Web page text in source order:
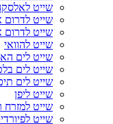
שייט
שייט
שייט לדרום
שייט להוואי
שייט לים
שייט לים
שייט לים
שייט ליפן
שייט למזרח
שייט